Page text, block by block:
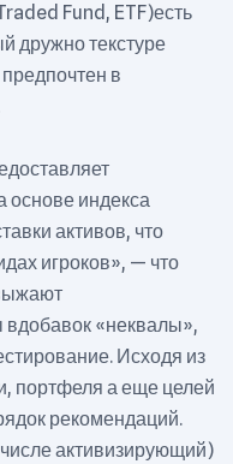
Fund, ETF)есть
дружно текстуре
в
основе индекса
активов, что
игроков», — что
«неквалы»,
Исходя из
портфеля а еще целей
рекомендаций.
активизирующий)